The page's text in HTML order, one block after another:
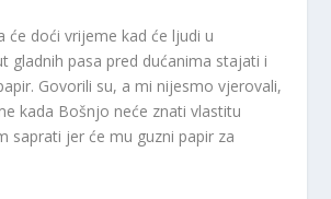
će doći vrijeme kad će ljudi u
gladnih pasa pred dućanima stajati i
Govorili su, a mi nijesmo vjerovali,
kada Bošnjo neće znati vlastitu
saprati jer će mu guzni papir za